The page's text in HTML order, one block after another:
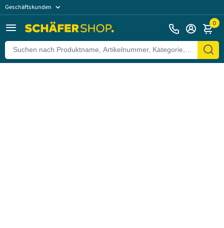
Geschäftskunden
0
Zurück